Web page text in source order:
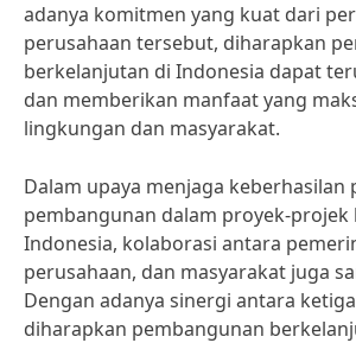
adanya komitmen yang kuat dari
perusahaan tersebut, diharapkan
berkelanjutan di Indonesia dapat
dan memberikan manfaat yang
lingkungan dan masyarakat.
Dalam upaya menjaga keberhasilan
pembangunan dalam proyek-
Indonesia, kolaborasi antara
perusahaan, dan masyarakat juga
Dengan adanya sinergi antara
diharapkan pembangunan